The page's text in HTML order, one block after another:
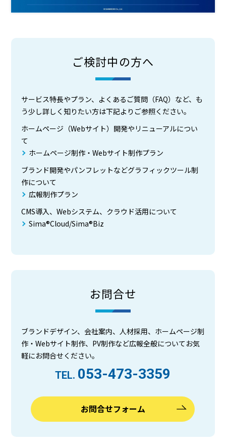
ご検討中の方へ
サービス特長やプラン、よくあるご質問（FAQ）など、も
う少し詳しく知りたい方は下記よりご参照ください。
ホームページ（Webサイト）開発やリニューアルについ
て
ホームページ制作・Webサイト制作プラン
ブランド開発やパンフレットなどグラフィックツール制
作について
広報制作プラン
CMS導入、Webシステム、クラウド活用について
Sima®Cloud/Sima®Biz
お問合せ
ブランドデザイン、会社案内、人材採用、ホームページ制
作・Webサイト制作、PV制作など広報全般についてお気
軽にお問合せください。
TEL. 053-473-3359
お問合せフォーム